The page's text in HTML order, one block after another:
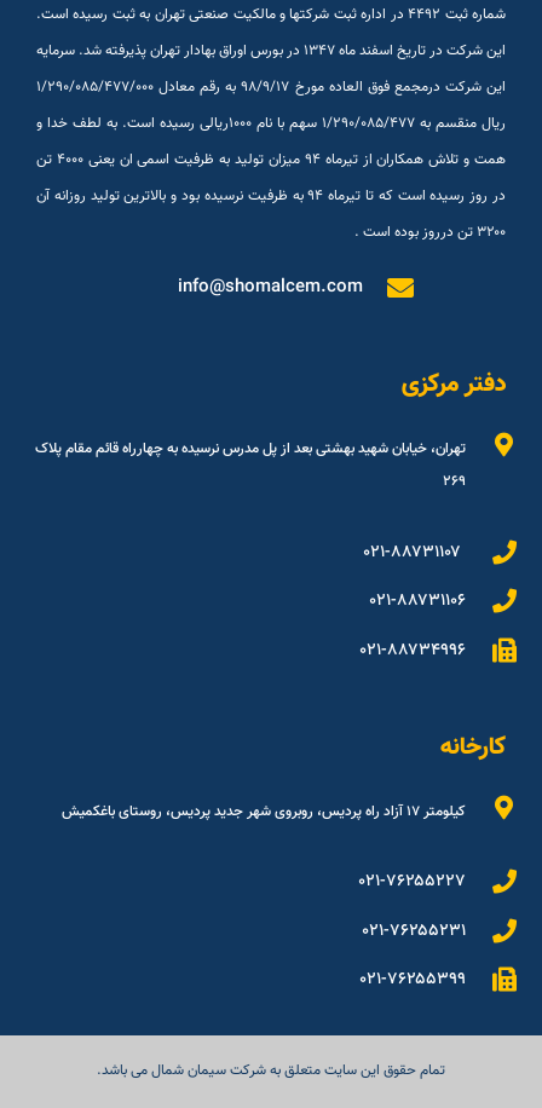
شماره ثبت ۴۴۹۲ در اداره ثبت شرکتها و مالکیت صنعتی تهران به ثبت رسیده است.
این شرکت در تاریخ اسفند ماه ۱۳۴۷ در بورس اوراق بهادار تهران پذیرفته شد. سرمایه
این شرکت درمجمع فوق العاده مورخ ۹۸/۹/۱۷ به رقم معادل ۱/۲۹۰/۰۸۵/۴۷۷/۰۰۰
ریال منقسم به ۱/۲۹۰/۰۸۵/۴۷۷ سهم با نام ۱۰۰۰ریالی رسیده است. به لطف خدا و
همت و تلاش همکاران از تیرماه ۹۴ میزان تولید به ظرفیت اسمی ان یعنی ۴۰۰۰ تن
در روز رسیده است که تا تیرماه ۹۴ به ظرفیت نرسیده بود و بالاترین تولید روزانه آن
۳۲۰۰ تن درروز بوده است .
info@shomalcem.com
دفتر مرکزی
تهران، خیابان شهید بهشتی بعد از پل مدرس نرسیده به چهارراه قائم مقام پلاک
۲۶۹
۰۲۱-۸۸۷۳۱۱۰۶
۰۲۱-۸۸۷۳۴۹۹۶
کارخانه
کیلومتر ۱۷ آزاد راه پردیس، روبروی شهر جدید پردیس، روستای باغکمیش
۰۲۱-۷۶۲۵۵۲۲۷
۰۲۱-۷۶۲۵۵۲۳۱
۰۲۱-۷۶۲۵۵۳۹۹
تمام حقوق این سایت متعلق به شرکت سیمان شمال می باشد.